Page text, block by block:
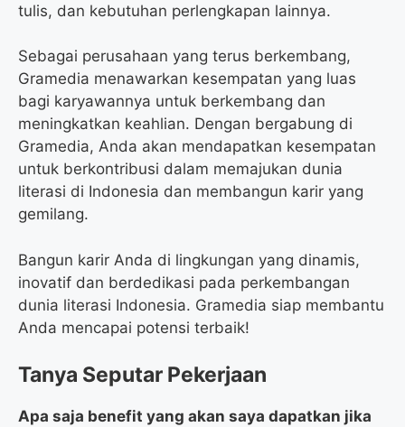
tulis, dan kebutuhan perlengkapan lainnya.
Sebagai perusahaan yang terus berkembang,
Gramedia menawarkan kesempatan yang luas
bagi karyawannya untuk berkembang dan
meningkatkan keahlian. Dengan bergabung di
Gramedia, Anda akan mendapatkan kesempatan
untuk berkontribusi dalam memajukan dunia
literasi di Indonesia dan membangun karir yang
gemilang.
Bangun karir Anda di lingkungan yang dinamis,
inovatif dan berdedikasi pada perkembangan
dunia literasi Indonesia. Gramedia siap membantu
Anda mencapai potensi terbaik!
Tanya Seputar Pekerjaan
Apa saja benefit yang akan saya dapatkan jika